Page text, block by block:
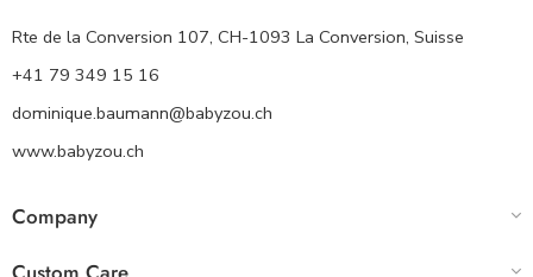
Rte de la Conversion 107, CH-1093 La Conversion, Suisse
+41 79 349 15 16
dominique.baumann@babyzou.ch
www.babyzou.ch
Company